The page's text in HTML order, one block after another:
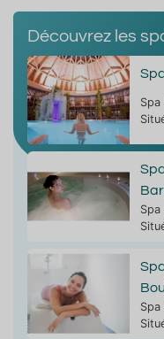
Découvrez les